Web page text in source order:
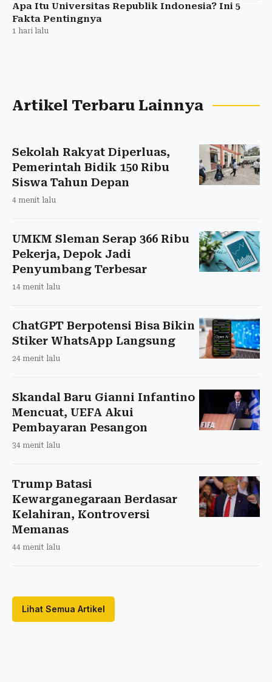
Apa Itu Universitas Republik Indonesia? Ini 5
Fakta Pentingnya
1 hari lalu
Artikel Terbaru Lainnya
Sekolah Rakyat Diperluas,
Pemerintah Bidik 150 Ribu
Siswa Tahun Depan
4 menit lalu
UMKM Sleman Serap 366 Ribu
Pekerja, Depok Jadi
Penyumbang Terbesar
14 menit lalu
ChatGPT Berpotensi Bisa Bikin
Stiker WhatsApp Langsung
24 menit lalu
Skandal Baru Gianni Infantino
Mencuat, UEFA Akui
Pembayaran Pesangon
34 menit lalu
Trump Batasi
Kewarganegaraan Berdasar
Kelahiran, Kontroversi
Memanas
44 menit lalu
Lihat Semua Artikel